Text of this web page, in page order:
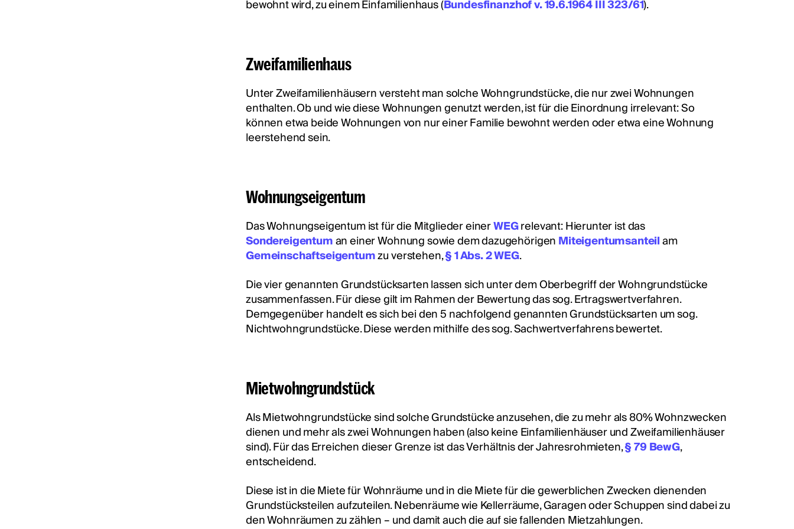
bewohnt wird, zu einem Einfamilienhaus (Bundesfinanzhof v. 19.6.1964 III 323/61).
Zweifamilienhaus
Unter Zweifamilienhäusern versteht man solche Wohngrundstücke, die nur zwei Wohnungen
enthalten. Ob und wie diese Wohnungen genutzt werden, ist für die Einordnung irrelevant: So
können etwa beide Wohnungen von nur einer Familie bewohnt werden oder etwa eine Wohnung
leerstehend sein.
Wohnungseigentum
Das Wohnungseigentum ist für die Mitglieder einerWEGrelevant: Hierunter ist das
Sondereigentuman einer Wohnung sowie dem dazugehörigenMiteigentumsanteilam
Gemeinschaftseigentumzu verstehen,§ 1 Abs. 2 WEG.
Die vier genannten Grundstücksarten lassen sich unter dem Oberbegriff der Wohngrundstücke
zusammenfassen. Für diese gilt im Rahmen der Bewertung das sog. Ertragswertverfahren.
Demgegenüber handelt es sich bei den 5 nachfolgend genannten Grundstücksarten um sog.
Nichtwohngrundstücke. Diese werden mithilfe des sog. Sachwertverfahrens bewertet.
Mietwohngrundstück
Als Mietwohngrundstücke sind solche Grundstücke anzusehen, die zu mehr als 80% Wohnzwecken
dienen und mehr als zwei Wohnungen haben (also keine Einfamilienhäuser und Zweifamilienhäuser
sind). Für das Erreichen dieser Grenze ist das Verhältnis der Jahresrohmieten,§ 79 BewG,
entscheidend.
Diese ist in die Miete für Wohnräume und in die Miete für die gewerblichen Zwecken dienenden
Grundstücksteilen aufzuteilen. Nebenräume wie Kellerräume, Garagen oder Schuppen sind dabei zu
den Wohnräumen zu zählen – und damit auch die auf sie fallenden Mietzahlungen.